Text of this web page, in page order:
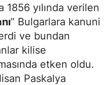
1856 yılında verilen
” Bulgarlara kanuni
ve bundan
kilise
etken oldu.
Paskalya